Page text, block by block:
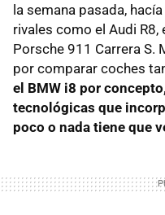
la semana pasada,
rivales como el Audi R8,
Porsche 911 Carrera S.
por comparar coches
el BMW i8 por
tecnológicas que
poco o nada tiene que